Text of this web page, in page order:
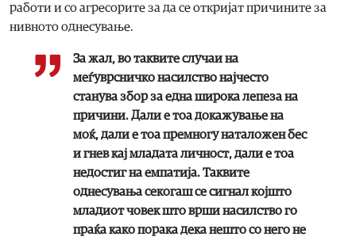
работи и со агресорите за да се откријат причините за
нивното однесување.
За жал, во таквите случаи на
меѓуврсничко насилство најчесто
станува збор за една широка лепеза на
причини. Дали е тоа докажување на
моќ, дали е тоа премногу наталожен бес
и гнев кај младата личност, дали е тоа
недостиг на емпатија. Таквите
однесувања секогаш се сигнал којшто
младиот човек што врши насилство го
праќа како порака дека нешто со него не